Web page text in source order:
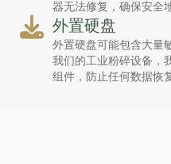
器无法修复，确保安全
外置硬盘
外置硬盘可能包含大量
我们的工业粉碎设备，
组件，防止任何数据恢